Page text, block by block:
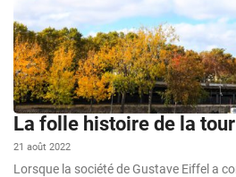
La folle histoire de la
21 août 2022
Lorsque la société de Gustave Eiffel a